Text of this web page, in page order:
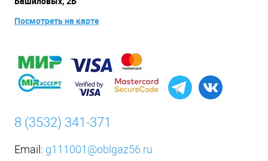
Посмотреть на карте
8 (3532) 341-371
Email: g111001@oblgaz56.ru